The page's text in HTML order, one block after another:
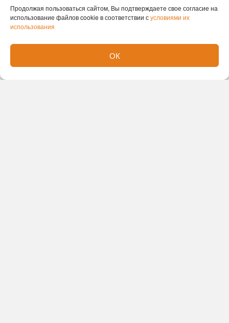
Продолжая пользоваться сайтом, Вы подтверждаете свое согласие на
использование файлов cookie в соответствии сусловиями их
использования
ОК